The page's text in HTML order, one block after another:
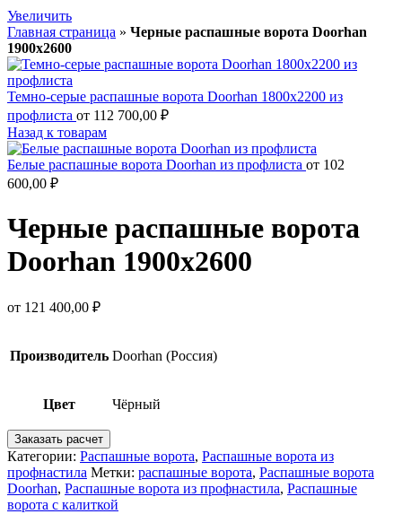
Увеличить
Главная страница » Черные распашные ворота Doorhan
1900х2600
Темно-серые распашные ворота Doorhan 1800х2200 из
профлиста от 112 700,00 ₽
Назад к товарам
Белые распашные ворота Doorhan из профлиста от 102
600,00 ₽
Черные распашные ворота
Doorhan 1900х2600
от 121 400,00 ₽
Производитель Doorhan (Россия)
Цвет Чёрный
Заказать расчет
Категории: Распашные ворота, Распашные ворота из
профнастила Метки: распашные ворота, Распашные ворота
Doorhan, Распашные ворота из профнастила, Распашные
ворота с калиткой